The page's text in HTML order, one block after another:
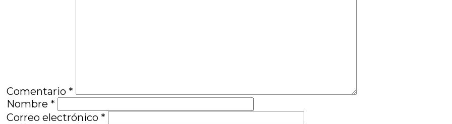
Comentario *
Nombre *
Correo electrónico *